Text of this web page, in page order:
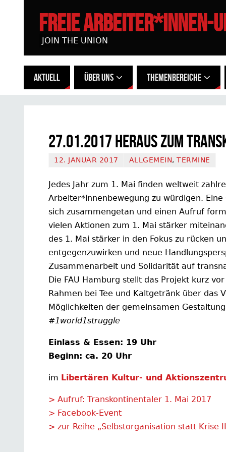
FREIE ARBEITER*INNEN-
JOIN THE UNION
AKTUELL ÜBER UNS THEMENBEREICHE
27.01.2017 Heraus zum
12. JANUAR 2017 ALLGEMEIN, TERMINE
Jedes Jahr zum 1. Mai finden weltweit
Arbeiter*innenbewegung zu würdigen.
sich zusammengetan und einen Aufruf
vielen Aktionen zum 1. Mai stärker
des 1. Mai stärker in den Fokus zu rücken
entgegenzuwirken und neue
Zusammenarbeit und Solidarität auf
Die FAU Hamburg stellt das Projekt kurz
Rahmen bei Tee und Kaltgetränk über das
Möglichkeiten der gemeinsamen
#1world1struggle
Einlass & Essen: 19 Uhr
Beginn: ca. 20 Uhr
im Libertären Kultur- und
> Aufruf: Transkontinentaler 1. Mai 2017
> Facebook-Event
> zur Reihe „Selbstorganisation statt Krise